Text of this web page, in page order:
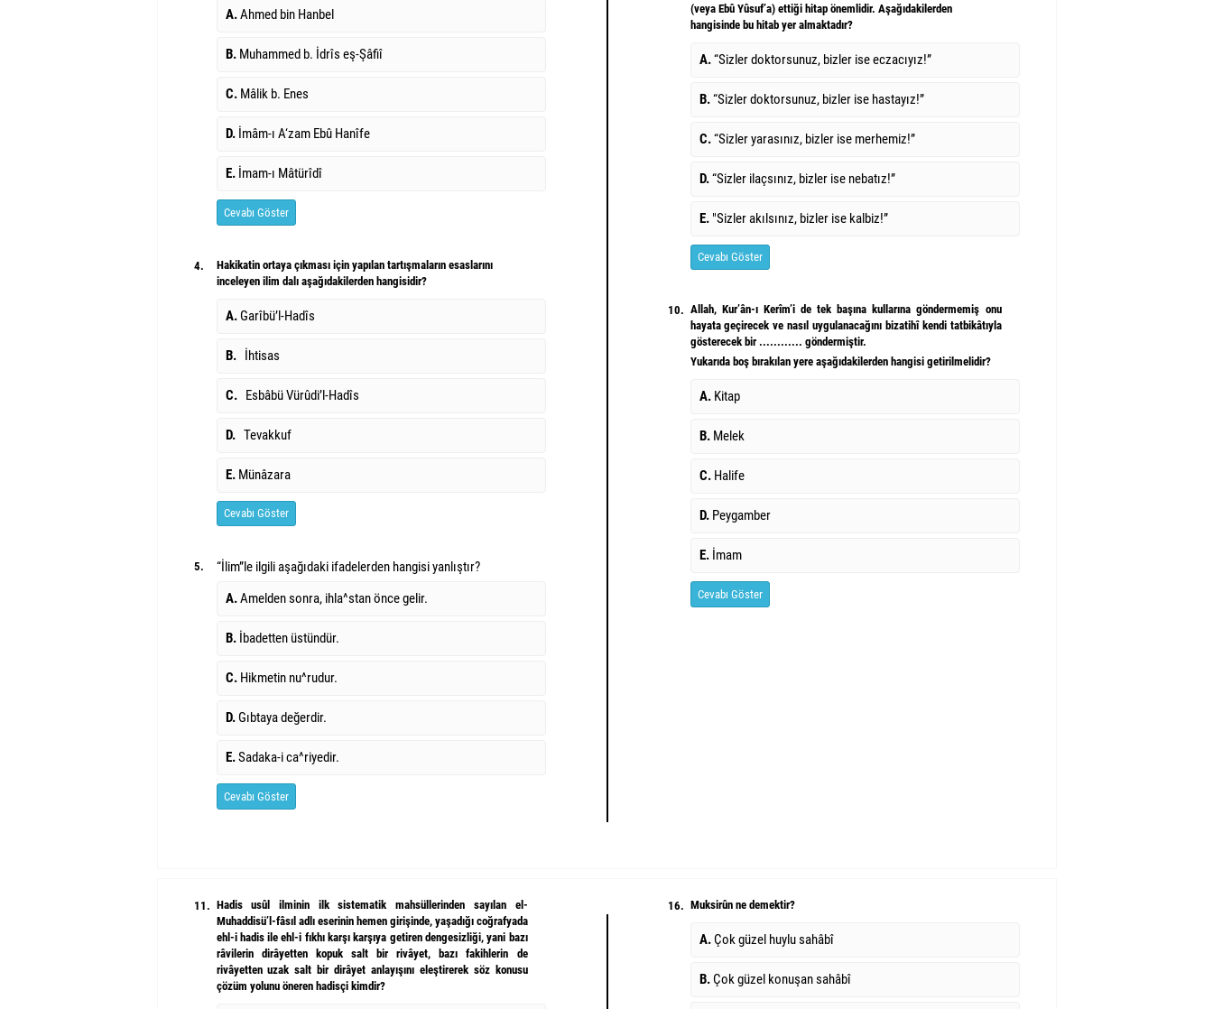
A.Ahmed bin Hanbel
B. Muhammed b. İdrîs eş-Şâfiî
C. Mâlik b. Enes
D. İmâm-ı A‘zam Ebû Hanîfe
E. İmam-ı Mâtürîdî
Cevabı Göster
4.
Hakikatin ortaya çıkması için yapılan tartışmaların esaslarını
inceleyen ilim dalı aşağıdakilerden hangisidir?
A.Garîbü’l-Hadîs
B. İhtisas
C. Esbâbü Vürûdi’l-Hadîs
D. Tevakkuf
E. Münâzara
Cevabı Göster
5.
“İlim”le ilgili aşağıdaki ifadelerden hangisi yanlıştır?
A.Amelden sonra, ihla^stan önce gelir.
B. İbadetten üstündür.
C. Hikmetin nu^rudur.
D.Gıbtaya değerdir.
E.Sadaka-i ca^riyedir.
Cevabı Göster
(veya Ebû Yûsuf’a) ettiği hitap önemlidir. Aşağıdakilerden
hangisinde bu hitab yer almaktadır?
A.“Sizler doktorsunuz, bizler ise eczacıyız!”
B.“Sizler doktorsunuz, bizler ise hastayız!”
C.“Sizler yarasınız, bizler ise merhemiz!”
D.“Sizler ilaçsınız, bizler ise nebatız!”
E. "Sizler akılsınız, bizler ise kalbiz!”
Cevabı Göster
10. Allah, Kur’ân-ı Kerîm’i de tek başına kullarına göndermemiş onu
hayata geçirecek ve nasıl uygulanacağını bizatihî kendi tatbikâtıyla
gösterecek bir ............ göndermiştir.
Yukarıda boş bırakılan yere aşağıdakilerden hangisi getirilmelidir?
A. Kitap
B. Melek
C. Halife
D. Peygamber
E. İmam
Cevabı Göster
11. Hadis usûl ilminin ilk sistematik mahsüllerinden sayılan el-
Muhaddisü’l-fâsıl adlı eserinin hemen girişinde, yaşadığı coğrafyada
ehl-i hadis ile ehl-i fıkhı karşı karşıya getiren dengesizliği, yani bazı
râvilerin dirâyetten kopuk salt bir rivâyet, bazı fakihlerin de
rivâyetten uzak salt bir dirâyet anlayışını eleştirerek söz konusu
çözüm yolunu öneren hadisçi kimdir?
16. Muksirûn ne demektir?
A.Çok güzel huylu sahâbî
B.Çok güzel konuşan sahâbî